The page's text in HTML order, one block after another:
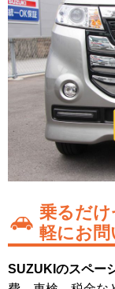
乗るだ
軽にお
SUZUKIのスペー